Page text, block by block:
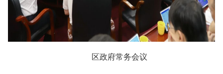
区政府常务会议